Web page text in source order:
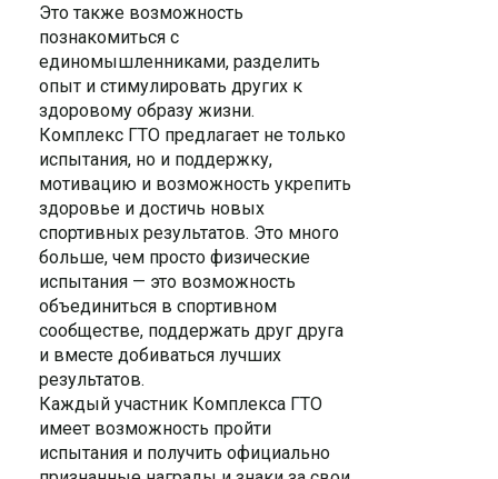
Это также возможность
познакомиться с
единомышленниками, разделить
опыт и стимулировать других к
здоровому образу жизни.
Комплекс ГТО предлагает не только
испытания, но и поддержку,
мотивацию и возможность укрепить
здоровье и достичь новых
спортивных результатов. Это много
больше, чем просто физические
испытания — это возможность
объединиться в спортивном
сообществе, поддержать друг друга
и вместе добиваться лучших
результатов.
Каждый участник Комплекса ГТО
имеет возможность пройти
испытания и получить официально